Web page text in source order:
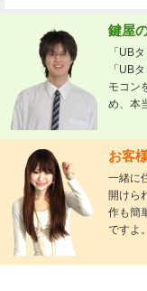
鍵屋
「UB
「UB
モコン
め、本
お客
一緒に
開けら
作も簡
ですよ。